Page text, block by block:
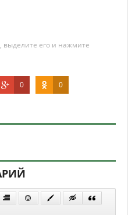
выделите его и нажмите
0 0